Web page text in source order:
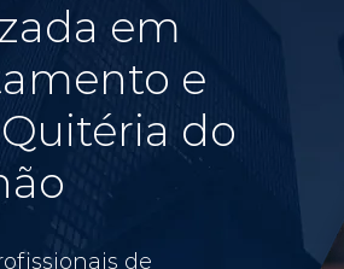
em
e
do
de